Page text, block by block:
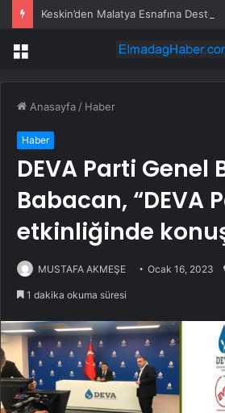
Keskin’den Malatya Esnafına Destek
Menü
Anasayfa / Haber
Haber
DEVA Parti Genel
Babacan, “DEVA
etkinliğinde
MUSTAFA AKMEŞE Ocak 16, 2023
1 dakika okuma süresi